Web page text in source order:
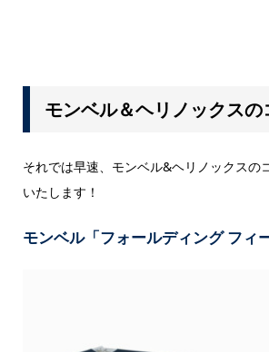
モンベル＆ヘリノックス
それでは早速、モンベル&ヘリノックスの
いたします！
モンベル「フォールディング フィ